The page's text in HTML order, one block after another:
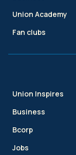
Union Academy
Fan clubs
Union Inspires
Business
Bcorp
Jobs